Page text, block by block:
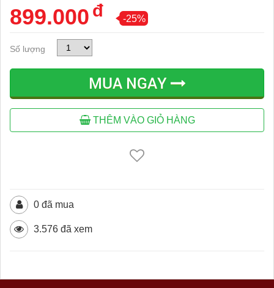
899.000 đ -25%
Số lượng
MUA NGAY
THÊM VÀO GIỎ HÀNG
0 đã mua
3.576 đã xem